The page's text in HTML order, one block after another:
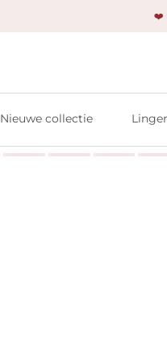
❤️
Nieuwe collectie